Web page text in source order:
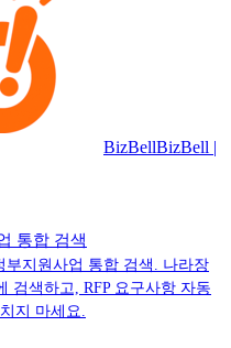
BizBellBizBell |
통합 검색
부지원사업 통합 검색. 나라장
검색하고, RFP 요구사항 자동
지 마세요.